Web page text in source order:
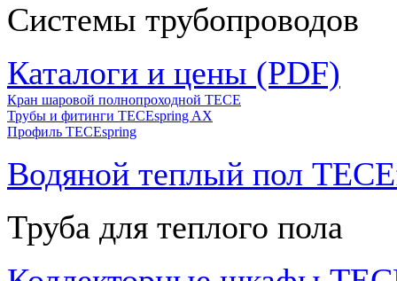
Системы трубопроводов
Каталоги и цены (PDF)
Кран шаровой полнопроходной ТЕСЕ
Трубы и фитинги TECEspring AX
Профиль TECEspring
Водяной теплый пол
Труба для теплого пола